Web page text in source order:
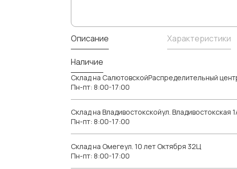
Описание Характеристики
Наличие
Склад на СалютовскойРаспределительный
Пн-пт: 8:00-17:00
Склад на Владивостокскойул. Владивостокская
Пн-пт: 8:00-17:00
Склад на Омегеул. 10 лет Октября 32Ц
Пн-пт: 8:00-17:00